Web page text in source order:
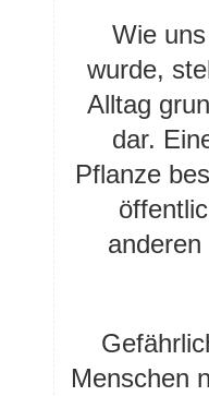
Wie
wurde,
Alltag
dar.
Pflanze
Menschen